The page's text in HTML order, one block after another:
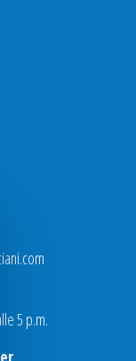
5 p.m.